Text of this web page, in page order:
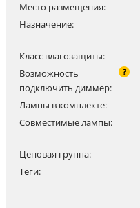
Место размещения:
Назначение:
Класс влагозащиты:
Возможность
подключить диммер:
?
Лампы в комплекте:
Совместимые лампы:
Ценовая группа:
Теги: